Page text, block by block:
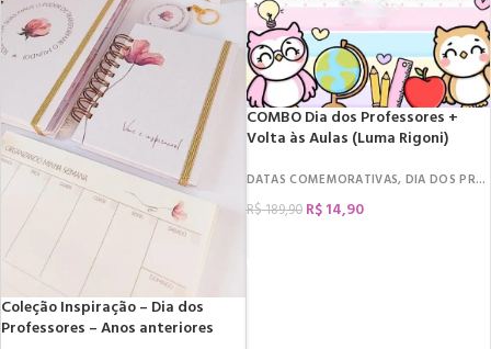
Coleção Inspiração – Dia dos
Professores – Anos anteriores
COMBO Dia dos Professores +
Volta às Aulas (Luma Rigoni)
DATAS COMEMORATIVAS, DIA DOS PROFESSORES
R$189,90 R$14,90